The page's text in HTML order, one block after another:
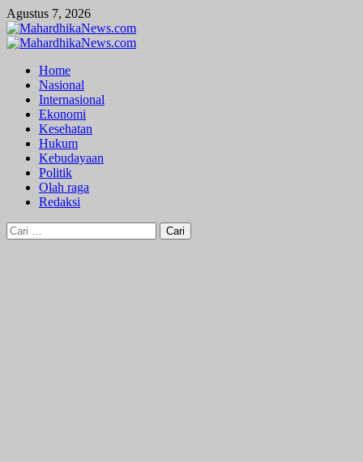
Skip
to
content
Agustus 7, 2026
Primary
Home
Nasional
Internasional
Ekonomi
Kesehatan
Hukum
Kebudayaan
Politik
Olah raga
Redaksi
Cari
untuk: